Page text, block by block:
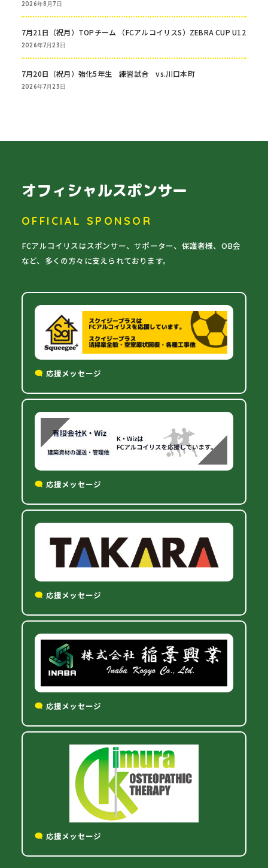
2026年8月7日
7月21日（祝月）TOPチーム （FCアルコイリスS）ZEBRA CUP U12
2026年7月23日
7月20日（祝月）強化5年生 練習試合 vs.川口本町
2026年7月23日
オフィシャルスポンサー
OFFICIAL SPONSOR
FCアルコイリスはスポンサー、サポーター、保護者様、OB会
など、多くの方々に支えられております。
応援メッセージ
応援メッセージ
応援メッセージ
応援メッセージ
応援メッセージ